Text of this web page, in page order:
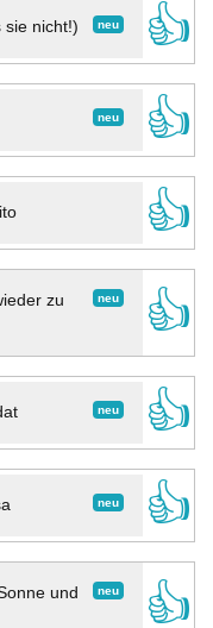
neu
sie nicht!)
👍
neu
👍
👍
neu
zu
👍
neu
👍
neu
👍
neu
und
👍